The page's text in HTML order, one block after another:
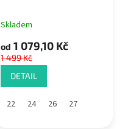
Skladem
od 1 079,10 Kč
1 499 Kč
DETAIL
22 24 26 27